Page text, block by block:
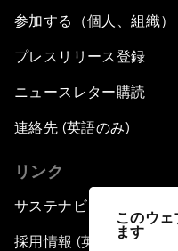
このウ
ます
参加する（個人、組織）
プレスリリース登録
ニュースレター購読
連絡先 (英語のみ)
リンク
サステナビリティへの取
採用情報 (英語のみ)